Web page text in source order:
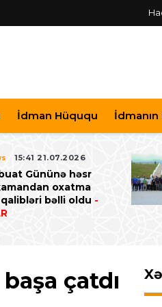
İdman Hüququ
15:41 21.07.2026
Gününə həsr
oxatma
qalibləri bəlli oldu -
çatdı